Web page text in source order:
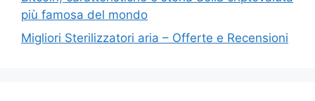
più famosa del mondo
Migliori Sterilizzatori aria – Offerte e Recensioni